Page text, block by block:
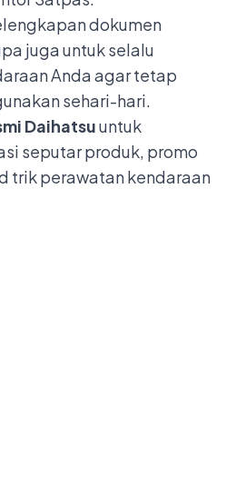
dokumen
juga untuk selalu
Anda agar tetap
sehari-hari.
Daihatsuuntuk
seputar produk, promo
trik perawatan kendaraan